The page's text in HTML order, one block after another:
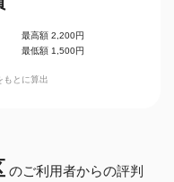
最高額 2,200円
最低額 1,500円
もとに算出
のご利用者からの評判